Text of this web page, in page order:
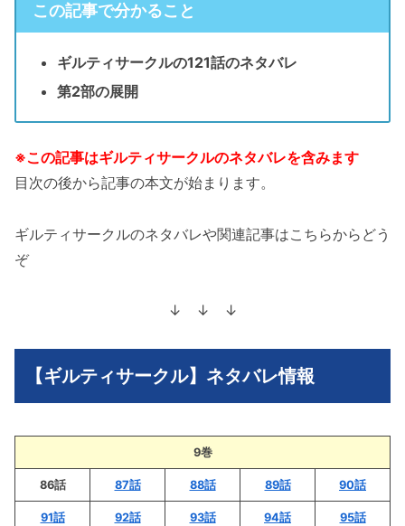
この記事で分かること
ギルティサークルの121話のネタバレ
第2部の展開
※この記事はギルティサークルのネタバレを含みます
目次の後から記事の本文が始まります。
ギルティサークルのネタバレや関連記事はこちらからどう
ぞ
↓ ↓ ↓
【ギルティサークル】ネタバレ情報
9巻
86話 87話 88話 89話 90話
91話 92話 93話 94話 95話